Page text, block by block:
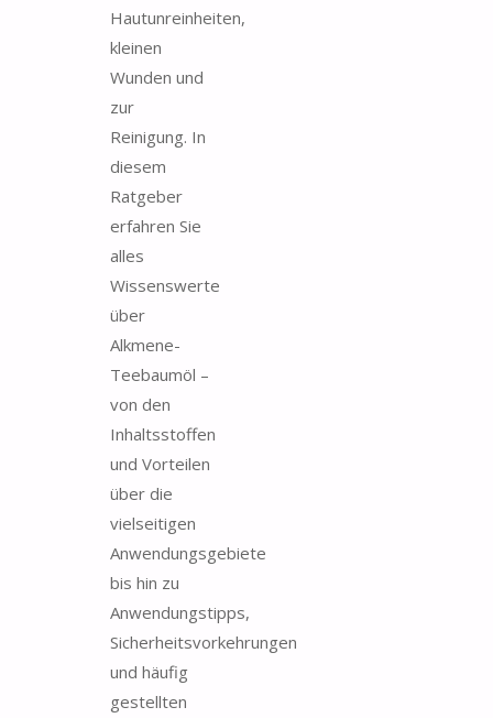
Hautunreinheiten,
kleinen
Wunden und
zur
Reinigung. In
diesem
Ratgeber
erfahren Sie
alles
Wissenswerte
über
Alkmene-
Teebaumöl –
von den
Inhaltsstoffen
und Vorteilen
über die
vielseitigen
Anwendungsgebiete
bis hin zu
Anwendungstipps,
Sicherheitsvorkehrungen
und häufig
gestellten